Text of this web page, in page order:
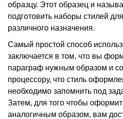
образцу. Этот образец и
подготовить наборы стилей
различного назначения.
Самый простой способ
заключается в том, что вы
параграф нужным образом и
процессору, что стиль
необходимо запомнить под
Затем, для того чтобы
аналогичным образом, вам